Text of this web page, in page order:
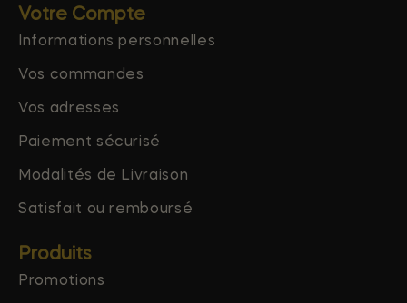
Votre Compte
Informations personnelles
Vos commandes
Vos adresses
Paiement sécurisé
Modalités de Livraison
Satisfait ou remboursé
Produits
Promotions